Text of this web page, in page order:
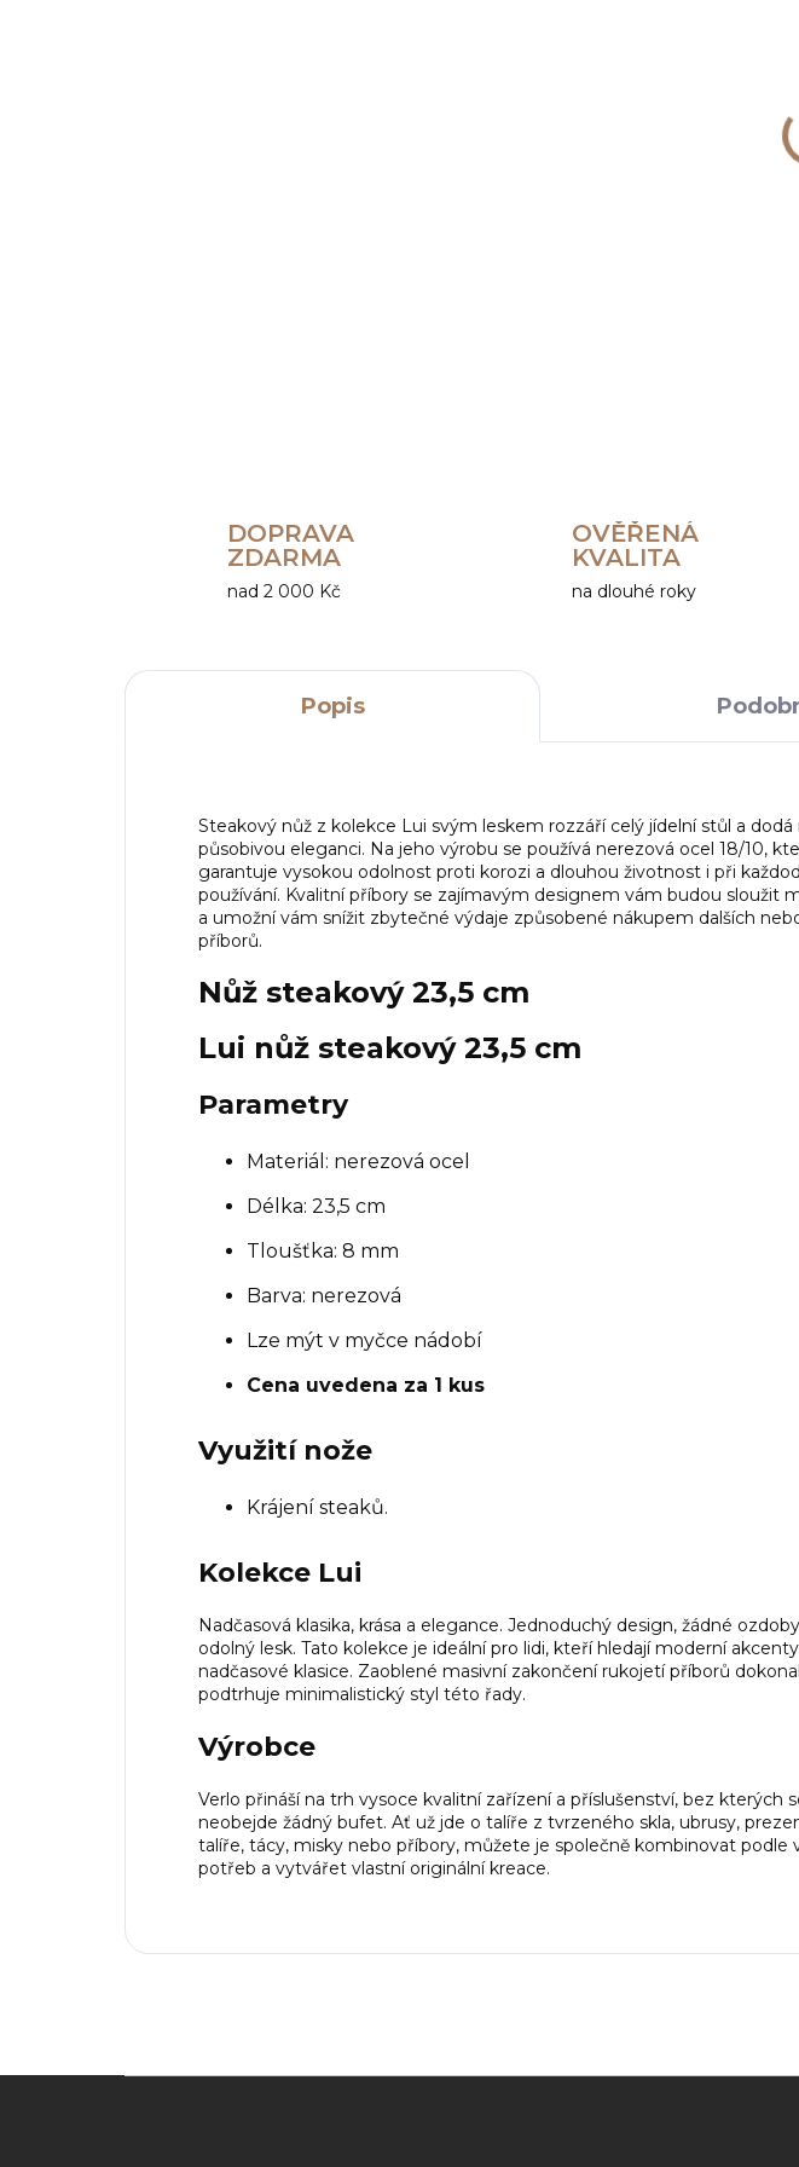
DOPRAVA
ZDARMA
nad 2 000 Kč
OVĚŘENÁ
KVALITA
na dlouhé roky
Popis
Steakový nůž z kolekce Lui svým leskem rozzáří celý jídelní stůl a dodá
působivou eleganci. Na jeho výrobu se používá nerezová ocel 18/10,
garantuje vysokou odolnost proti korozi a dlouhou životnost i při
používání. Kvalitní příbory se zajímavým designem vám budou sloužit
a umožní vám snížit zbytečné výdaje způsobené nákupem dalších
příborů.
Nůž steakový 23,5 cm
Lui nůž steakový 23,5 cm
Parametry
Materiál: nerezová ocel
Délka: 23,5 cm
Tloušťka: 8 mm
Barva: nerezová
Lze mýt v myčce nádobí
Cena uvedena za 1 kus
Využití nože
Krájení steaků.
Kolekce Lui
Nadčasová klasika, krása a elegance. Jednoduchý design, žádné
odolný lesk. Tato kolekce je ideální pro lidi, kteří hledají moderní
nadčasové klasice. Zaoblené masivní zakončení rukojetí příborů
podtrhuje minimalistický styl této řady.
Výrobce
Verlo přináší na trh vysoce kvalitní zařízení a příslušenství, bez kterých
neobejde žádný bufet. Ať už jde o talíře z tvrzeného skla, ubrusy,
talíře, tácy, misky nebo příbory, můžete je společně kombinovat podle
potřeb a vytvářet vlastní originální kreace.